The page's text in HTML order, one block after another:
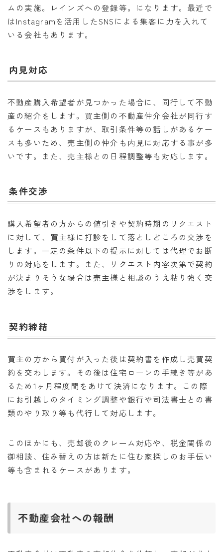
ムの実施。レインズへの登録等。になります。最近で
はInstagramを活用したSNSによる集客に力を入れて
いる会社もあります。
内見対応
不動産購入希望者が見つかった場合に、同行して不動
産の紹介をします。買主側の不動産仲介会社が同行す
るケースもありますが、取引条件等の話しがあるケー
スも多いため、売主側の仲介も内見に対応する事が多
いです。また、売主様との日程調整等も対応します。
条件交渉
購入希望者の方からの値引きや契約時期のリクエスト
に対して、買主様に打診をして落としどころの交渉を
します。一定の条件以下の提示に対しては代理でお断
りの対応をします。また、リクエスト内容次第で契約
が決まりそうな場合は売主様と相談のうえ粘り強く交
渉をします。
契約締結
買主の方から買付が入った後は契約書を作成し売買契
約を交わします。その後は住宅ローンの手続き等があ
るため1ヶ月程度間をあけて決済になります。この際
にお引越しのタイミング調整や銀行や司法書士との書
類のやり取り等も代行して対応します。
このほかにも、売却後のクレーム対応や、税金関係の
御相談、住み替えの方は新たに住む家探しのお手伝い
等も含まれるケースがあります。
不動産会社への報酬